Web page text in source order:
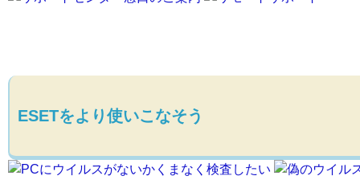
ESETをより使いこなそう